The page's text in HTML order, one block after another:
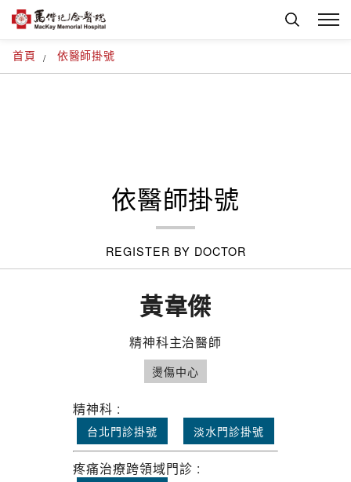
首頁 依醫師掛號
依醫師掛號
REGISTER BY DOCTOR
黃韋傑
精神科主治醫師
燙傷中心
精神科 :
台北門診掛號 淡水門診掛號
疼痛治療跨領域門診 :